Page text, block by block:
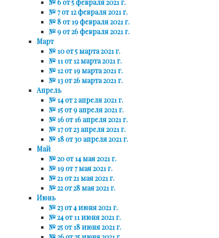
№ 6 от 5 февраля 2021 г.
№ 7 от 12 февраля 2021 г.
№ 8 от 19 февраля 2021 г.
№ 9 от 26 февраля 2021 г.
Март
№ 10 от 5 марта 2021 г.
№ 11 от 12 марта 2021 г.
№ 12 от 19 марта 2021 г.
№ 13 от 26 марта 2021 г.
Апрель
№ 14 от 2 апреля 2021 г.
№ 15 от 9 апреля 2021 г.
№ 16 от 16 апреля 2021 г.
№ 17 от 23 апреля 2021 г.
№ 18 от 30 апреля 2021 г.
Май
№ 20 от 14 мая 2021 г.
№ 19 от 7 мая 2021 г.
№ 21 от 21 мая 2021 г.
№ 22 от 28 мая 2021 г.
Июнь
№ 23 от 4 июня 2021 г.
№ 24 от 11 июня 2021 г.
№ 25 от 18 июня 2021 г.